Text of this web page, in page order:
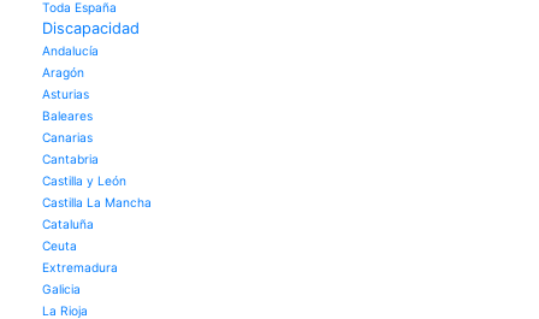
Toda España
Discapacidad
Andalucía
Aragón
Asturias
Baleares
Canarias
Cantabria
Castilla y León
Castilla La Mancha
Cataluña
Ceuta
Extremadura
Galicia
La Rioja